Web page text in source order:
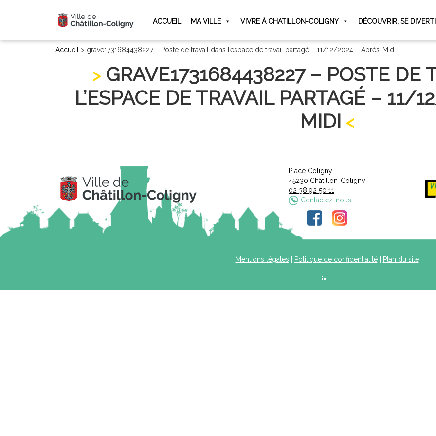
ACCUEIL MA VILLE VIVRE À CHATILLON-COLIGNY DÉCOUVRIR, SE
Accueil > grave1731684438227 – Poste de travail dans l’espace de travail partagé – 11/12/2024 – Après-Midi
GRAVE1731684438227 – POSTE DE
L’ESPACE DE TRAVAIL PARTAGÉ – 11/
MIDI
Place Coligny
45230 Châtillon-Coligny
02 38 92 50 11
Contactez-nous
Mentions légales Politique de confidentialité| Plan du site